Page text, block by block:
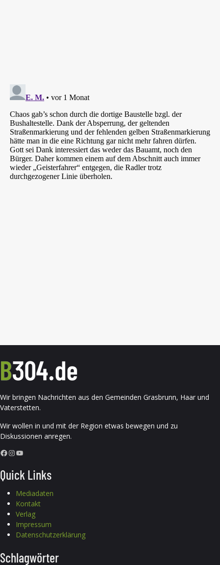
Wir bringen Nachrichten aus den Gemeinden Grasbrunn, Haar und
Vaterstetten.
Wir wollen in und mit der Region etwas bewegen und zu
Diskussionen anregen.
Facebook InstagramYouTube
Quick Links
Mediadaten
Kontakt
Verlag
Impressum
Datenschutzerklärung
Schlagwörter